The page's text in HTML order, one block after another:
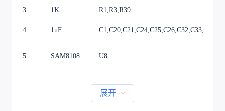
3 1K R1,R3,R39
4 1uF
5 SAM8108 U8
展开